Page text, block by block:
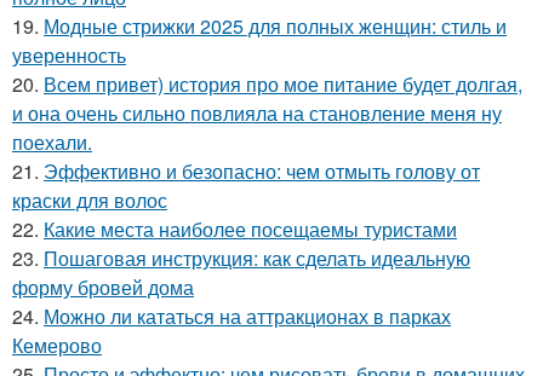
19. Модные стрижки 2025 для полных женщин: стиль и
уверенность
20. Всем привет) история про мое питание будет долгая,
и она очень сильно повлияла на становление меня ну
поехали.
21. Эффективно и безопасно: чем отмыть голову от
краски для волос
22. Какие места наиболее посещаемы туристами
23. Пошаговая инструкция: как сделать идеальную
форму бровей дома
24. Можно ли кататься на аттракционах в парках
Кемерово